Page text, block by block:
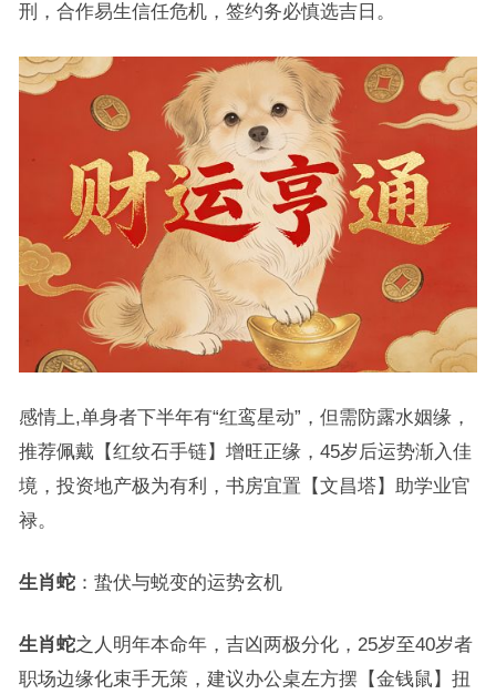
刑，合作易生信任危机，签约务必慎选吉日。
感情上,单身者下半年有“红鸾星动”，但需防露水姻缘，
推荐佩戴【红纹石手链】增旺正缘，45岁后运势渐入佳
境，投资地产极为有利，书房宜置【文昌塔】助学业官
禄。
生肖蛇：蛰伏与蜕变的运势玄机
生肖蛇之人明年本命年，吉凶两极分化，25岁至40岁者
职场边缘化束手无策，建议办公桌左方摆【金钱鼠】扭